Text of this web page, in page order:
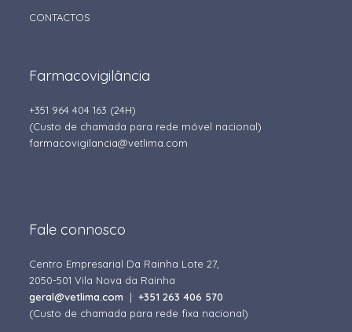
CONTACTOS
Farmacovigilância
+351 964 404 163 (24H)
(Custo de chamada para rede móvel nacional)
farmacovigilancia@vetlima.com
Fale connosco
Centro Empresarial Da Rainha Lote 27,
2050-501 Vila Nova da Rainha
geral@vetlima.com |+351 263 406 570
(Custo de chamada para rede fixa nacional)